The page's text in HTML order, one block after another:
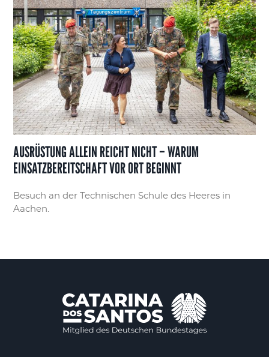
AUSRÜSTUNG ALLEIN REICHT NICHT – WARUM
EINSATZBEREITSCHAFT VOR ORT BEGINNT
Besuch an der Technischen Schule des Heeres in
Aachen.